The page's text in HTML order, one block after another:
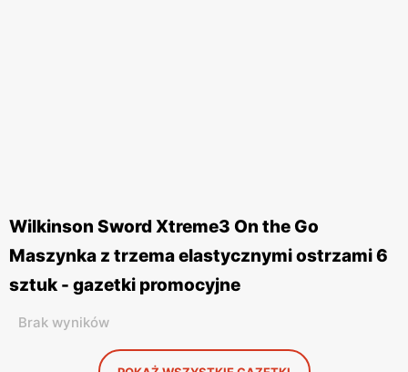
Wilkinson Sword Xtreme3 On the Go
Maszynka z trzema elastycznymi ostrzami 6
sztuk - gazetki promocyjne
Brak wyników